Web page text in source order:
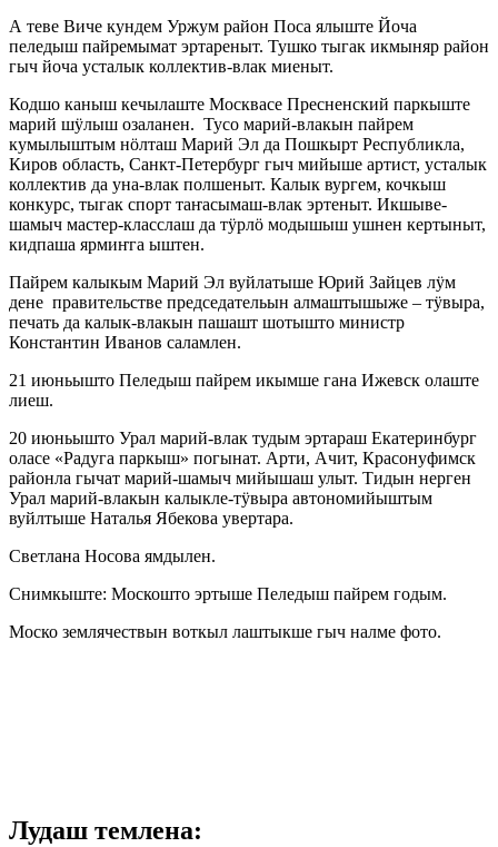
А теве Виче кундем Уржум район Поса ялыште Йоча
пеледыш пайремымат эртареныт. Тушко тыгак икмыняр район
гыч йоча усталык коллектив-влак миеныт.
Кодшо каныш кечылаште Москвасе Пресненский паркыште
марий шӱлыш озаланен. Тусо марий-влакын пайрем
кумылыштым нӧлташ Марий Эл да Пошкырт Республикла,
Киров область, Санкт-Петербург гыч мийыше артист, усталык
коллектив да уна-влак полшеныт. Калык вургем, кочкыш
конкурс, тыгак спорт таҥасымаш-влак эртеныт. Икшыве-
шамыч мастер-класслаш да тӱрлӧ модышыш ушнен кертыныт,
кидпаша ярмиҥга ыштен.
Пайрем калыкым Марий Эл вуйлатыше Юрий Зайцев лӱм
дене правительстве председательын алмаштышыже – тӱвыра,
печать да калык-влакын пашашт шотышто министр
Константин Иванов саламлен.
21 июньышто Пеледыш пайрем икымше гана Ижевск олаште
лиеш.
20 июньышто Урал марий-влак тудым эртараш Екатеринбург
оласе «Радуга паркыш» погынат. Арти, Ачит, Красонуфимск
районла гычат марий-шамыч мийышаш улыт. Тидын нерген
Урал марий-влакын калыкле-тӱвыра автономийыштым
вуйлтыше Наталья Ябекова увертара.
Светлана Носова ямдылен.
Снимкыште: Москошто эртыше Пеледыш пайрем годым.
Моско землячествын воткыл лаштыкше гыч налме фото.
Лудаш темлена: